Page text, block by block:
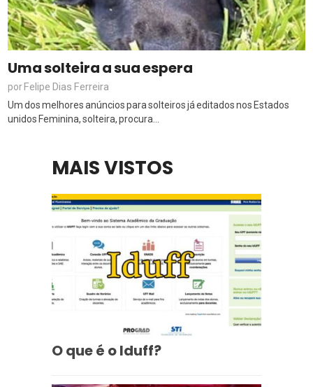
Uma solteira a sua espera
porFelipe Dias Ferreira
Um dos melhores anúncios para solteiros já editados nos Estados
unidos Feminina, solteira, procura...
MAIS VISTOS
O que é o Iduff?